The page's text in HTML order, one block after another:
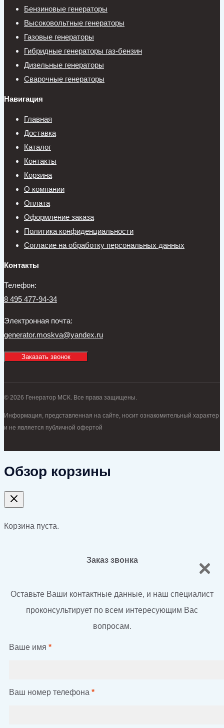
Бензиновые генераторы
Высоковольтные генераторы
Газовые генераторы
Гибридные генераторы газ-бензин
Дизельные генераторы
Сварочные генераторы
Навигация
Главная
Доставка
Каталог
Контакты
Корзина
О компании
Оплата
Оформление заказа
Политика конфиденциальности
Согласие на обработку персональных данных
Контакты
Телефон:
8 495 477-94-34
Электронная почта:
generator.moskva@yandex.ru
Заказать звонок
© 2026 Генератор МСК. Все права защищены.
Информация, представленная на сайте, носит ознакомительный характер
и не является публичной офертой
Обзор корзины
Корзина пуста.
Заказ звонка
Оставьте Ваши контактные данные, и наш специалист
проконсультирует по всем интересующим Вас
вопросам.
Ваше имя *
Ваш номер телефона *